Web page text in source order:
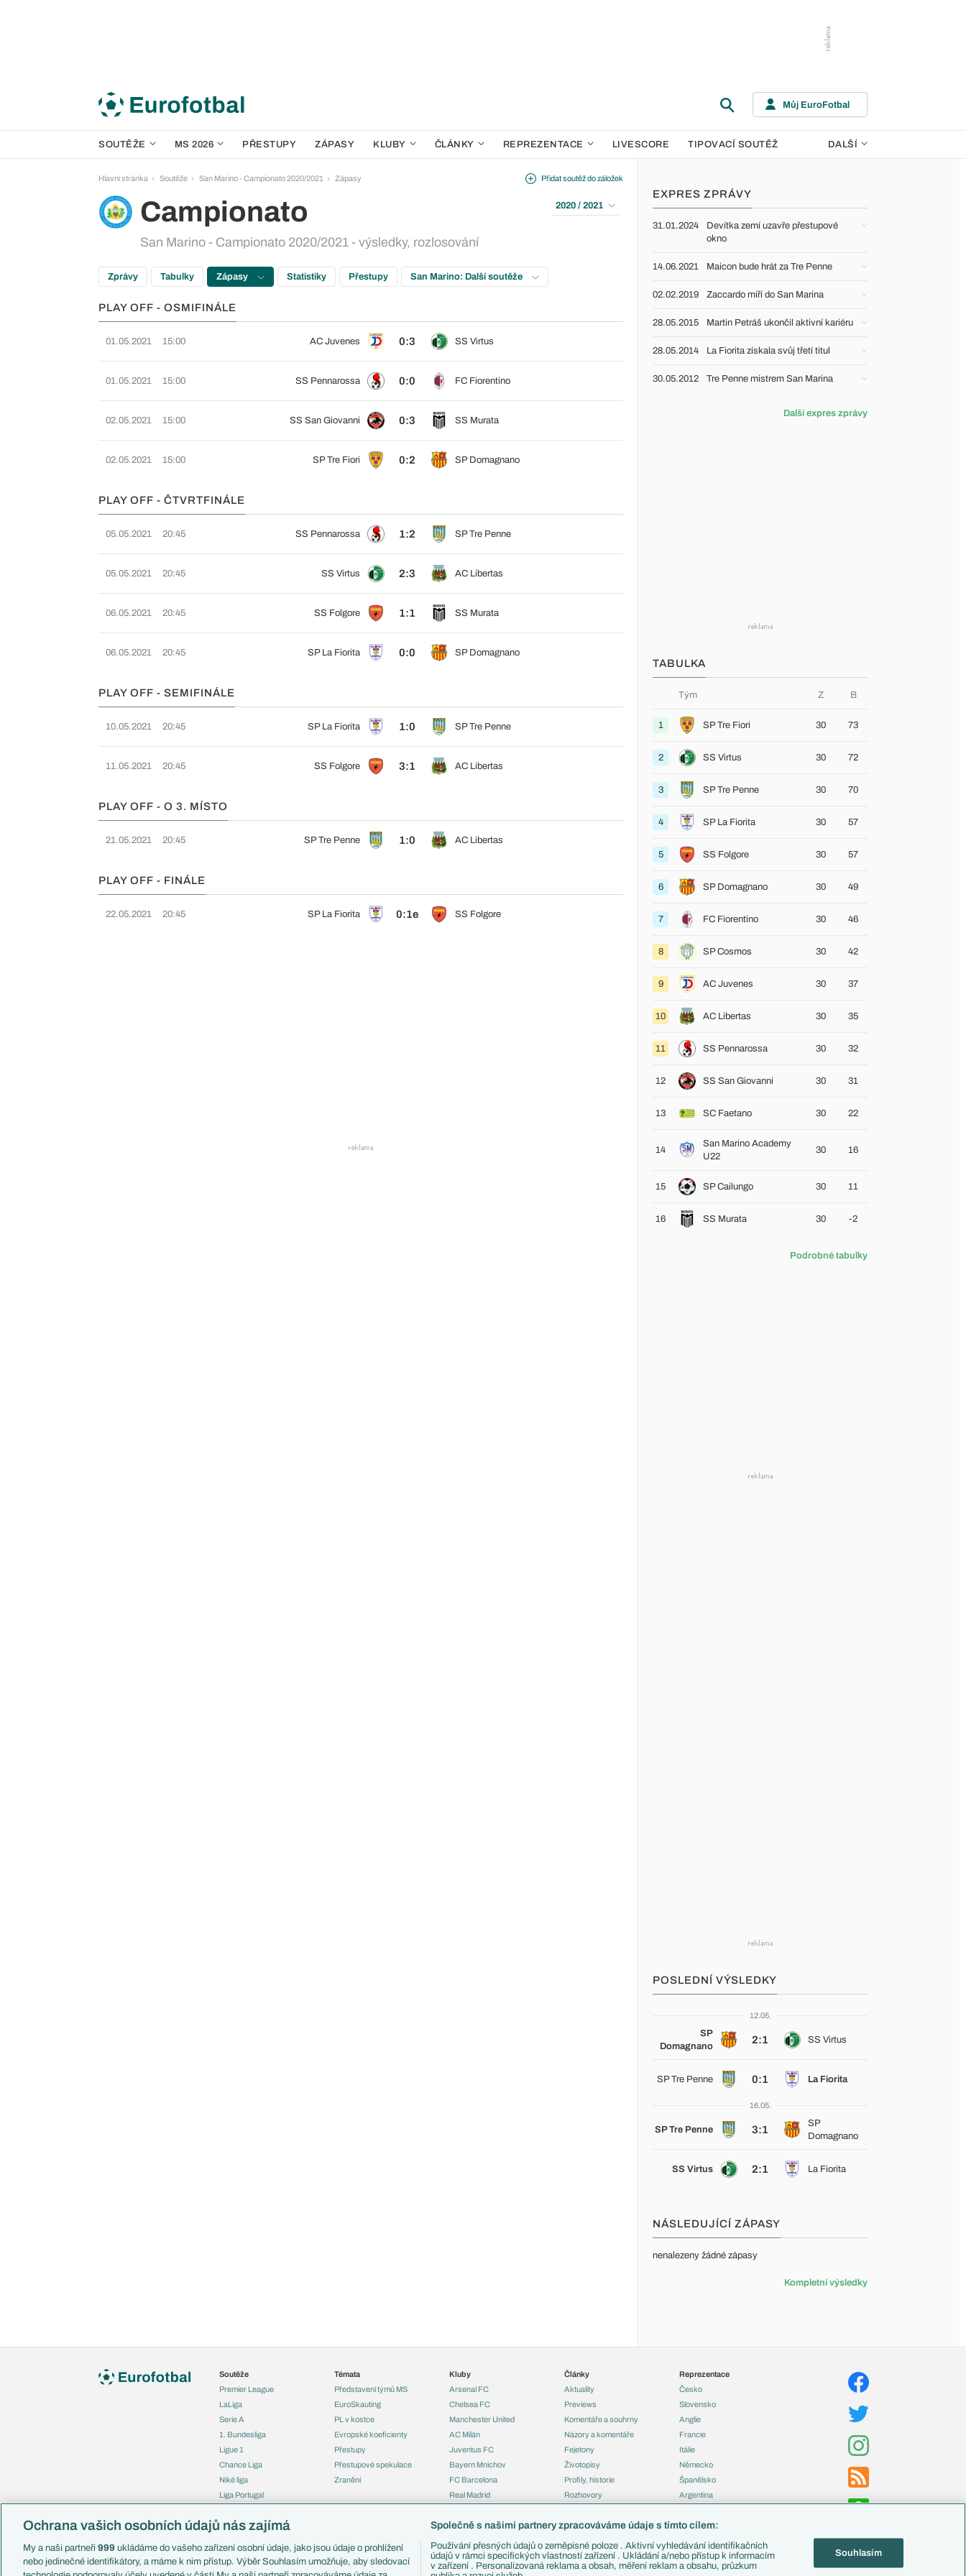
Můj EuroFotbal
SOUTĚŽE MS 2026 PŘESTUPY ZÁPASY KLUBY ČLÁNKY REPREZENTACE LIVESCORE TIPOVACÍ SOUTĚŽ DALŠÍ
Hlavní stránka Soutěže San Marino - Campionato 2020/2021 Zápasy
Campionato
San Marino - Campionato 2020/2021 - výsledky, rozlosování
Přidat soutěž do záložek
2020 / 2021
Zprávy Tabulky Zápasy Statistiky Přestupy San Marino: Další soutěže
PLAY OFF - OSMIFINÁLE
01.05.2021 15:00 AC Juvenes 0:3 SS Virtus
01.05.2021 15:00 SS Pennarossa 0:0 FC Fiorentino
02.05.2021 15:00 SS San Giovanni 0:3 SS Murata
02.05.2021 15:00 SP Tre Fiori 0:2 SP Domagnano
PLAY OFF - ČTVRTFINÁLE
05.05.2021 20:45 SS Pennarossa 1:2 SP Tre Penne
05.05.2021 20:45 SS Virtus 2:3 AC Libertas
06.05.2021 20:45 SS Folgore 1:1 SS Murata
06.05.2021 20:45 SP La Fiorita 0:0 SP Domagnano
PLAY OFF - SEMIFINÁLE
10.05.2021 20:45 SP La Fiorita 1:0 SP Tre Penne
11.05.2021 20:45 SS Folgore 3:1 AC Libertas
PLAY OFF - O 3. MÍSTO
21.05.2021 20:45 SP Tre Penne 1:0 AC Libertas
PLAY OFF - FINÁLE
22.05.2021 20:45 SP La Fiorita 0:1e SS Folgore
EXPRES ZPRÁVY
31.01.2024
Devítka zemí uzavře přestupové
okno
14.06.2021 Maicon bude hrát za Tre Penne
02.02.2019 Zaccardo míří do San Marina
28.05.2015 Martin Petráš ukončil aktivní kariéru
28.05.2014 La Fiorita získala svůj třetí titul
30.05.2012 Tre Penne mistrem San Marina
Další expres zprávy
TABULKA
Tým Z B
1 SP Tre Fiori 30 73
2 SS Virtus 30 72
3 SP Tre Penne 30 70
4 SP La Fiorita 30 57
5 SS Folgore 30 57
6 SP Domagnano 30 49
7 FC Fiorentino 30 46
8 SP Cosmos 30 42
9 AC Juvenes 30 37
10 AC Libertas 30 35
11 SS Pennarossa 30 32
12 SS San Giovanni 30 31
13 SC Faetano 30 22
14
San Marino Academy
U22
30 16
15 SP Cailungo 30 11
16 SS Murata 30 -2
Podrobné tabulky
POSLEDNÍ VÝSLEDKY
12.05.
SP
Domagnano
2:1 SS Virtus
SP Tre Penne 0:1 La Fiorita
16.05.
SP Tre Penne 3:1
SP
Domagnano
SS Virtus 2:1 La Fiorita
NÁSLEDUJÍCÍ ZÁPASY
nenalezeny žádné zápasy
Kompletní výsledky
Soutěže
Premier League
LaLiga
Serie A
1. Bundesliga
Ligue 1
Chance Liga
Niké liga
Liga Portugal
Liga mistrů
Mistrovství světa
Témata
Představení týmů MS
EuroSkauting
PL v kostce
Evropské koeficienty
Přestupy
Přestupové spekulace
Zranění
Kluby
Arsenal FC
Chelsea FC
Manchester United
AC Milán
Juventus FC
Bayern Mnichov
FC Barcelona
Real Madrid
Články
Aktuality
Previews
Komentáře a souhrny
Názory a komentáře
Fejetony
Životopisy
Profily, historie
Rozhovory
Reprezentace
Česko
Slovensko
Anglie
Francie
Itálie
Německo
Španělsko
Argentina
Zápasy
Livescore
Ochrana vašich osobních údajů nás zajímá
My a naši partneři 999 ukládáme do vašeho zařízení osobní údaje, jako jsou údaje o prohlížení
nebo jedinečné identifikátory, a máme k nim přístup. Výběr Souhlasím umožňuje, aby sledovací
Společně s našimi partnery zpracováváme údaje s tímto cílem:
Používání přesných údajů o zeměpisné poloze . Aktivní vyhledávání identifikačních
údajů v rámci specifických vlastností zařízení . Ukládání a/nebo přístup k informacím
v zařízení . Personalizovaná reklama a obsah, měření reklam a obsahu, průzkum
Souhlasím